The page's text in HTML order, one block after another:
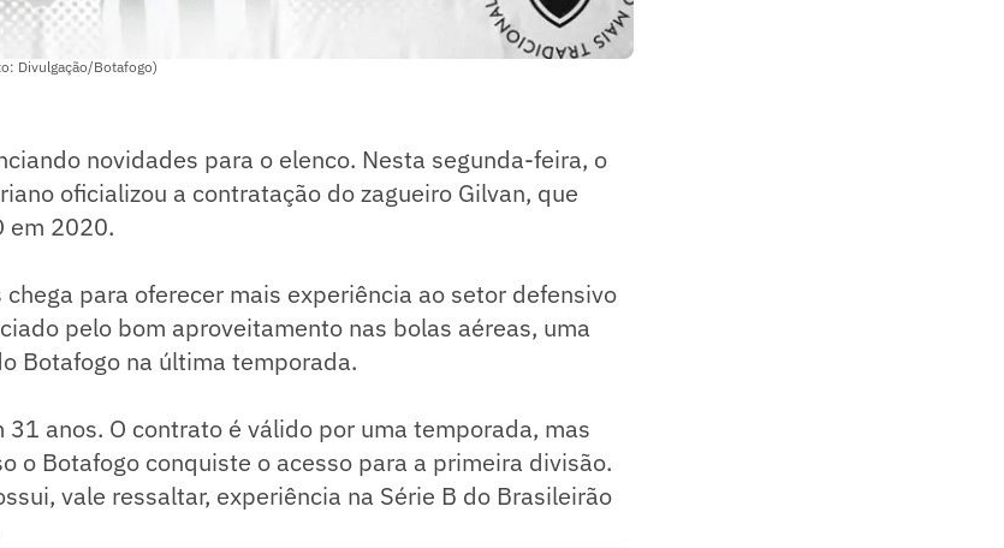
Divulgação/Botafogo)
novidades para o elenco. Nesta segunda-feira, o
oficializou a contratação do zagueiro Gilvan, que
em 2020.
para oferecer mais experiência ao setor defensivo
pelo bom aproveitamento nas bolas aéreas, uma
Botafogo na última temporada.
31 anos. O contrato é válido por uma temporada, mas
o Botafogo conquiste o acesso para a primeira divisão.
vale ressaltar, experiência na Série B do Brasileirão